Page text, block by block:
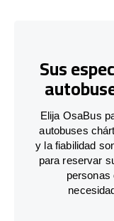
Sus
Elija OsaBus
autobuses
y la fiabilidad
para reservar
personas